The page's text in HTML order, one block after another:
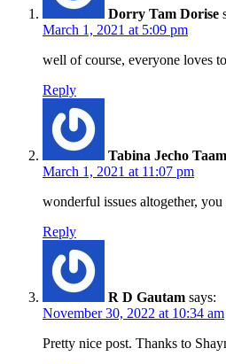
Dorry Tam Dorise
March 1, 2021 at 5:09 pm
well of course, everyone loves
Reply
Tabina Jecho Taam
March 1, 2021 at 11:07 pm
wonderful issues altogether,
Reply
R D Gautam says:
November 30, 2022 at 10:34 am
Pretty nice post. Thanks to